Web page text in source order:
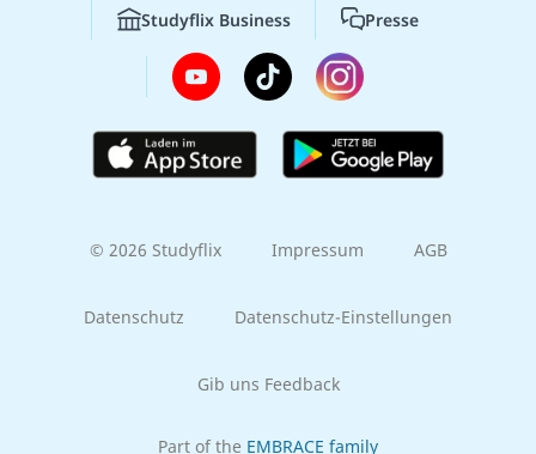
Studyflix Business Presse
© 2026 Studyflix Impressum AGB
Datenschutz Datenschutz-Einstellungen
Gib uns Feedback
Part of the EMBRACE family